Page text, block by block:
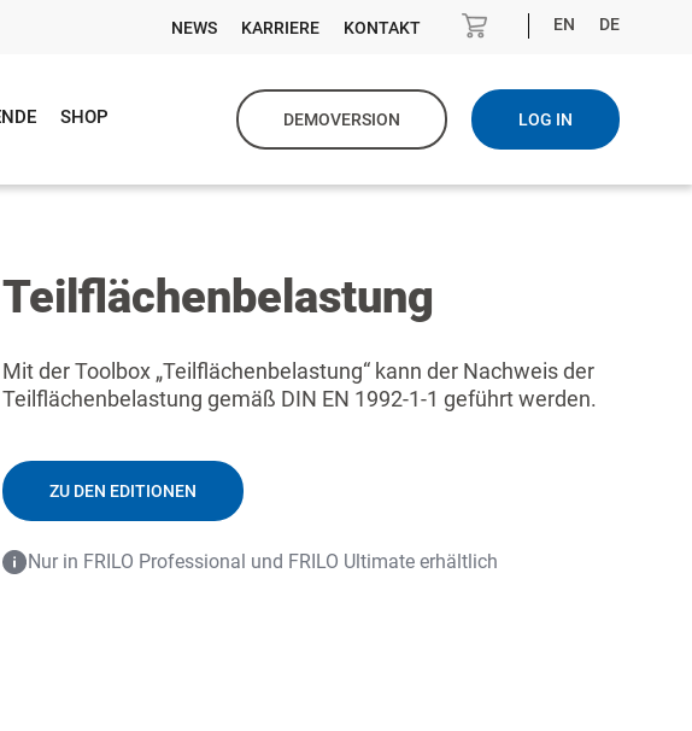
NEWS KARRIERE KONTAKT EN DE
SHOP DEMOVERSION LOG IN
Teilflächenbelastung
Mit der Toolbox „Teilflächenbelastung“ kann der Nachweis der
Teilflächenbelastung gemäß DIN EN 1992-1-1 geführt werden.
ZU DEN EDITIONEN
Nur in FRILO Professional und FRILO Ultimate erhältlich